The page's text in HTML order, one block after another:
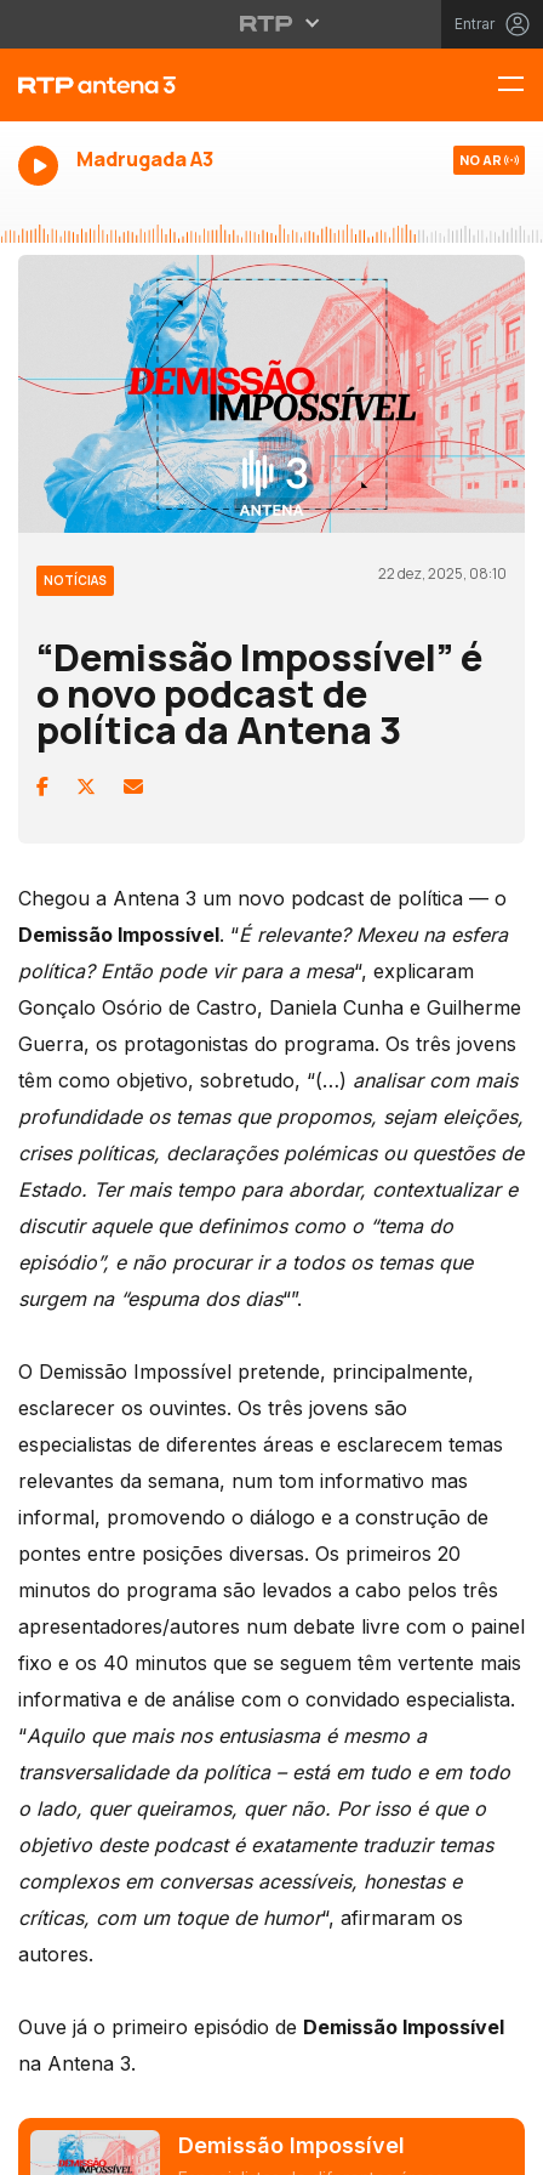
Entrar
Madrugada A3 NO AR
NOTÍCIAS 22 dez, 2025, 08:10
“Demissão Impossível” é
o novo podcast de
política da Antena 3
Chegou a Antena 3 um novo podcast de política — o
Demissão Impossível. “É relevante? Mexeu na esfera
política? Então pode vir para a mesa“, explicaram
Gonçalo Osório de Castro, Daniela Cunha e Guilherme
Guerra, os protagonistas do programa. Os três jovens
têm como objetivo, sobretudo, “(…) analisar com mais
profundidade os temas que propomos, sejam eleições,
crises políticas, declarações polémicas ou questões de
Estado. Ter mais tempo para abordar, contextualizar e
discutir aquele que definimos como o “tema do
episódio”, e não procurar ir a todos os temas que
surgem na “espuma dos dias“”.
O Demissão Impossível pretende, principalmente,
esclarecer os ouvintes. Os três jovens são
especialistas de diferentes áreas e esclarecem temas
relevantes da semana, num tom informativo mas
informal, promovendo o diálogo e a construção de
pontes entre posições diversas. Os primeiros 20
minutos do programa são levados a cabo pelos três
apresentadores/autores num debate livre com o painel
fixo e os 40 minutos que se seguem têm vertente mais
informativa e de análise com o convidado especialista.
“Aquilo que mais nos entusiasma é mesmo a
transversalidade da política – está em tudo e em todo
o lado, quer queiramos, quer não. Por isso é que o
objetivo deste podcast é exatamente traduzir temas
complexos em conversas acessíveis, honestas e
críticas, com um toque de humor“, afirmaram os
autores.
Ouve já o primeiro episódio de Demissão Impossível
na Antena 3.
Demissão Impossível